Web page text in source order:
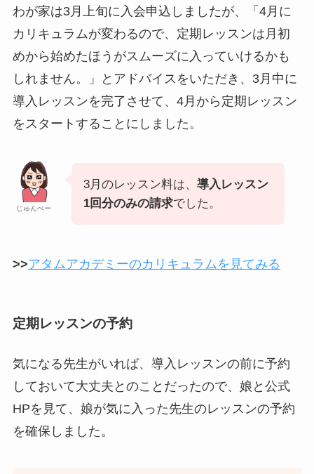
わが家は3月上旬に入会申込しましたが、「4月に
カリキュラムが変わるので、定期レッスンは月初
めから始めたほうがスムーズに入っていけるかも
しれません。」とアドバイスをいただき、3月中に
導入レッスンを完了させて、4月から定期レッスン
をスタートすることにしました。
じゅんぺー
3月のレッスン料は、 導入レッスン
1回分のみの請求でした。
>>アタムアカデミーのカリキュラムを見てみる
定期レッスンの予約
気になる先生がいれば、導入レッスンの前に予約
しておいて大丈夫とのことだったので、娘と公式
HPを見て、娘が気に入った先生のレッスンの予約
を確保しました。